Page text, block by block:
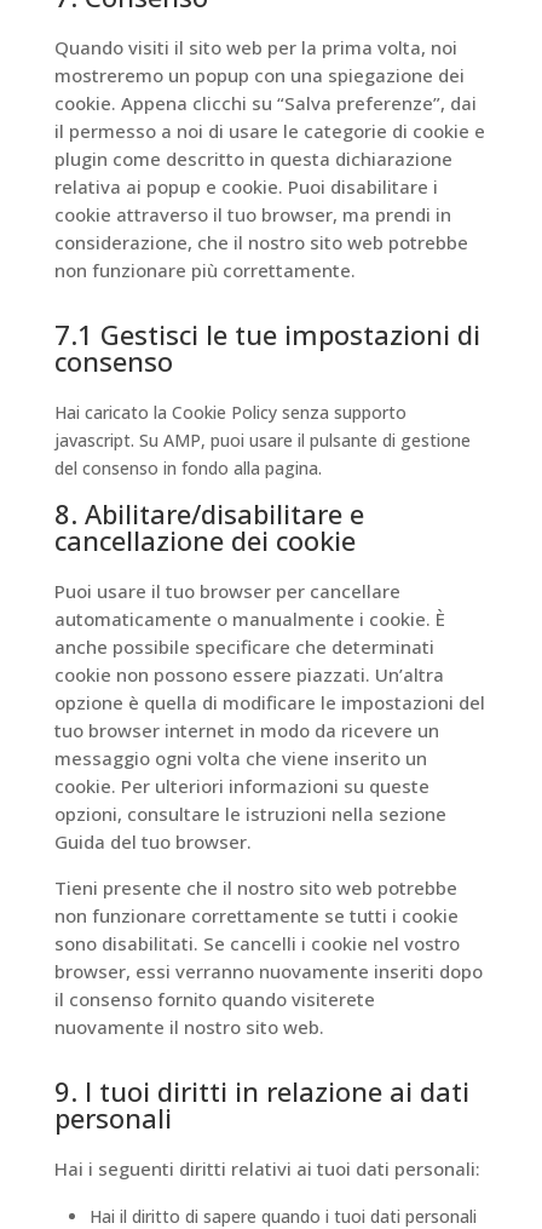
varie
Quando visiti il sito web per la prima volta, noi
mostreremo un popup con una spiegazione dei
cookie. Appena clicchi su “Salva preferenze”, dai
il permesso a noi di usare le categorie di cookie e
plugin come descritto in questa dichiarazione
relativa ai popup e cookie. Puoi disabilitare i
cookie attraverso il tuo browser, ma prendi in
considerazione, che il nostro sito web potrebbe
non funzionare più correttamente.
7.1 Gestisci le tue impostazioni di
consenso
Hai caricato la Cookie Policy senza supporto
javascript. Su AMP, puoi usare il pulsante di gestione
del consenso in fondo alla pagina.
8. Abilitare/disabilitare e
cancellazione dei cookie
Puoi usare il tuo browser per cancellare
automaticamente o manualmente i cookie. È
anche possibile specificare che determinati
cookie non possono essere piazzati. Un’altra
opzione è quella di modificare le impostazioni del
tuo browser internet in modo da ricevere un
messaggio ogni volta che viene inserito un
cookie. Per ulteriori informazioni su queste
opzioni, consultare le istruzioni nella sezione
Guida del tuo browser.
Tieni presente che il nostro sito web potrebbe
non funzionare correttamente se tutti i cookie
sono disabilitati. Se cancelli i cookie nel vostro
browser, essi verranno nuovamente inseriti dopo
il consenso fornito quando visiterete
nuovamente il nostro sito web.
9. I tuoi diritti in relazione ai dati
personali
Hai i seguenti diritti relativi ai tuoi dati personali:
Hai il diritto di sapere quando i tuoi dati personali